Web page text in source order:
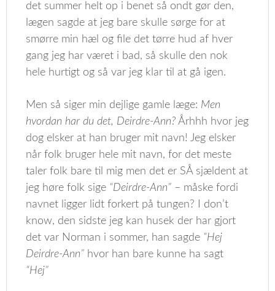
det summer helt op i benet så ondt gør den,
lægen sagde at jeg bare skulle sørge for at
smørre min hæl og file det tørre hud af hver
gang jeg har været i bad, så skulle den nok
hele hurtigt og så var jeg klar til at gå igen.
Men så siger min dejlige gamle læge: Men
hvordan har du det, Deirdre-Ann? Århhh hvor jeg
dog elsker at han bruger mit navn! Jeg elsker
når folk bruger hele mit navn, for det meste
taler folk bare til mig men det er SÅ sjældent at
jeg høre folk sige “Deirdre-Ann” – måske fordi
navnet ligger lidt forkert på tungen? I don’t
know, den sidste jeg kan husek der har gjort
det var Norman i sommer, han sagde “Hej
Deirdre-Ann” hvor han bare kunne ha sagt
“Hej”